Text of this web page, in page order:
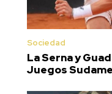
Sociedad
La Serna y
Juegos